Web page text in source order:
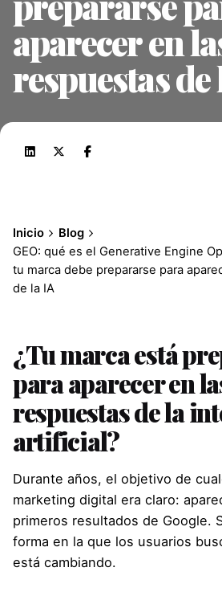
aparecer en
respuestas de
Inicio
Blog
GEO: qué es el Generative Engine
tu marca debe prepararse para
de la IA
¿Tu marca está
para aparecer en
respuestas de la
artificial?
Durante años, el objetivo de
marketing digital era claro:
primeros resultados de Google.
forma en la que los usuarios
está cambiando.